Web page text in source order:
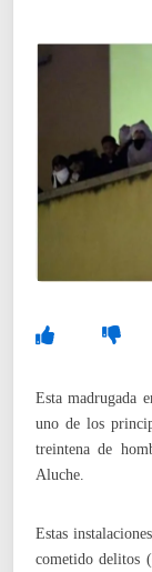
Esta madrugada
uno de los
treintena de
Aluche.
Estas
cometido delitos